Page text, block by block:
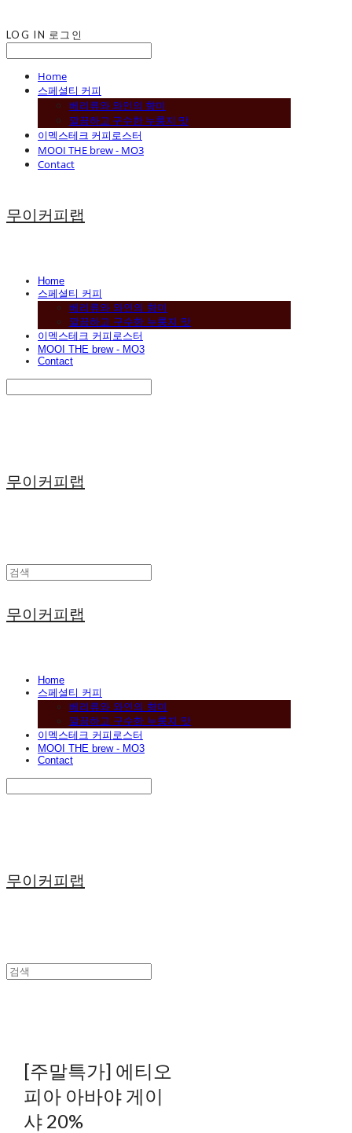
LOG IN 로그인
Home
스페셜티 커피
베리류와 와인의 향미
깔끔하고 구수한 누룽지 맛
이멕스테크 커피로스터
MOOI THE brew - MO3
Contact
무이커피랩
Home
스페셜티 커피
베리류와 와인의 향미
깔끔하고 구수한 누룽지 맛
이멕스테크 커피로스터
MOOI THE brew - MO3
Contact
무이커피랩
무이커피랩
Home
스페셜티 커피
베리류와 와인의 향미
깔끔하고 구수한 누룽지 맛
이멕스테크 커피로스터
MOOI THE brew - MO3
Contact
무이커피랩
[주말특가] 에티오
피아 아바야 게이
샤 20%